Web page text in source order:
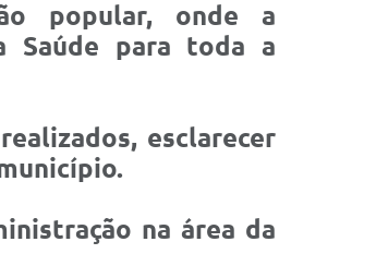
popular, onde a
Saúde para toda a
esclarecer
na área da